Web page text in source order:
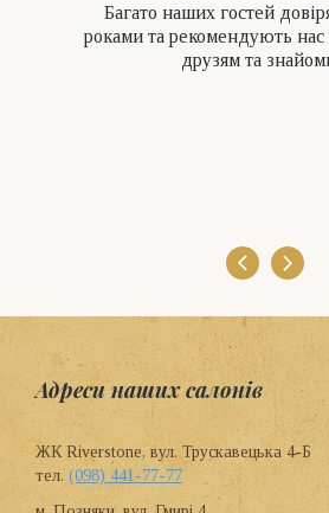
Багато наших гостей
роками та рекомендують нас
друзям та
Адреси наших салонів
ЖК Riverstone, вул. Трускавецька 4-Б
тел. (098) 441-77-77